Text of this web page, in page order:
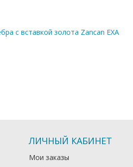
с вставкой золота Zancan EXA
ЛИЧНЫЙ КАБИНЕТ
Мои заказы